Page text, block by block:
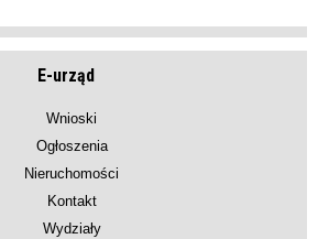
E-urząd
Wnioski
Ogłoszenia
Nieruchomości
Kontakt
Wydziały